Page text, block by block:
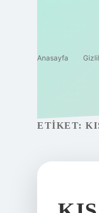
Anasayfa
ETIKET: